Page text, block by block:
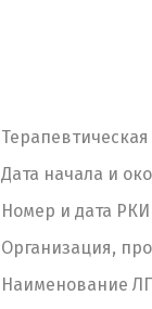
Терапевтическая
Дата начала и
Номер и дата РКИ
Организация,
Наименование